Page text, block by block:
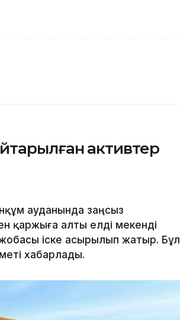
активтер
ауданында заңсыз
қаржыға алты елді мекенді
іске асырылып жатыр. Бұл
хабарлады.